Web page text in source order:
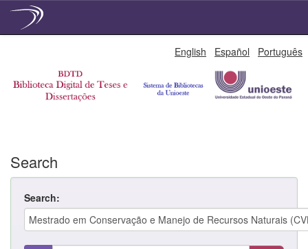
English Español Português
Search
Search: